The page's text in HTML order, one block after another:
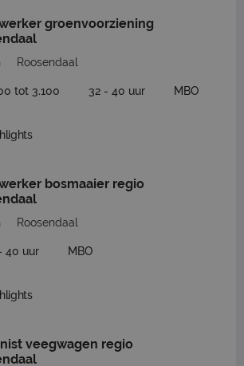
groenvoorziening
Roosendaal
tot 3.100 32 - 40 uur MBO
bosmaaier regio
Roosendaal
40 uur MBO
veegwagen regio